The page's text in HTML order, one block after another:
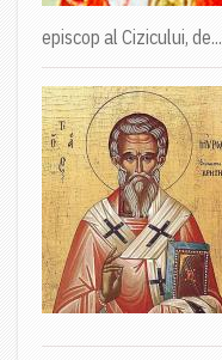
episcop al Cizicului, de...